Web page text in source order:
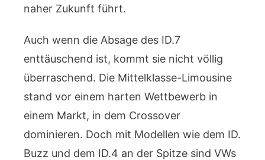
naher Zukunft führt.
Auch wenn die Absage des ID.7
enttäuschend ist, kommt sie nicht völlig
überraschend. Die Mittelklasse-Limousine
stand vor einem harten Wettbewerb in
einem Markt, in dem Crossover
dominieren. Doch mit Modellen wie dem ID.
Buzz und dem ID.4 an der Spitze sind VWs